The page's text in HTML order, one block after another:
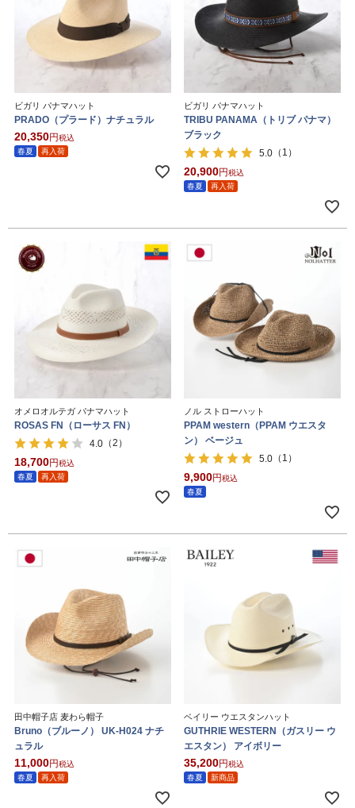
ビガリ パナマハット
PRADO（プラード）ナチュラル
20,350
税込
春夏
再入荷
ビガリ パナマハット
TRIBU PANAMA（トリブ パナマ）
ブラック
5.0 （1）
20,900
税込
春夏
再入荷
オメロオルテガ パナマハット
ROSAS FN（ローサス FN）
4.0 （2）
18,700
税込
春夏
再入荷
ノル ストローハット
PPAM western（PPAM ウエスタ
ン） ベージュ
5.0 （1）
9,900
税込
春夏
田中帽子店 麦わら帽子
Bruno（ブルーノ） UK-H024 ナチ
ュラル
11,000
税込
春夏
再入荷
ベイリー ウエスタンハット
GUTHRIE WESTERN（ガスリー ウ
エスタン） アイボリー
35,200
税込
春夏
新商品